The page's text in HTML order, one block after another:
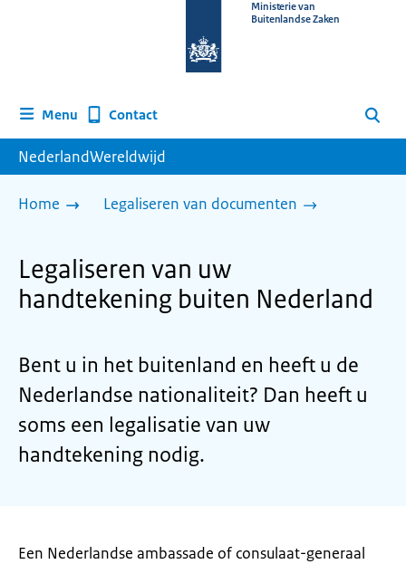
homepage
Ministerie van
Buitenlandse Zaken
Menu Contact Zoeken
NederlandWereldwijd
Home Legaliseren van documenten
Legaliseren van uw
handtekening buiten Nederland
Bent u in het buitenland en heeft u de
Nederlandse nationaliteit? Dan heeft u
soms een legalisatie van uw
handtekening nodig.
Een Nederlandse ambassade of consulaat-generaal